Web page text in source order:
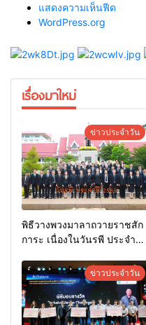
แสดงความเห็นฟีด
WordPress.org
เรื่องมาใหม่
ข่าวประจำวัน
พิธีวางพวงมาลาถวายราชสัก
การะ เนื่องในวันรพี ประจำปี
วันรพี เพื่อเชื่อมความสัมพันธ์
อันดีของหน่วยงานใน
กระบวนการยุติธรรม
ข่าวประจำวัน